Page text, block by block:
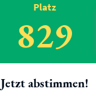
Platz
829
Jetzt abstimmen!